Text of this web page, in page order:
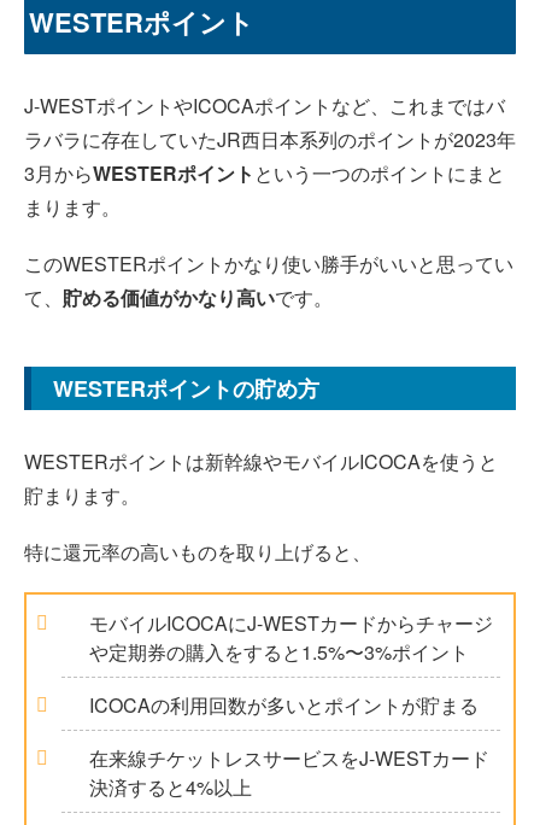
WESTERポイント
J-WESTポイントやICOCAポイントなど、これまではバ
ラバラに存在していたJR西日本系列のポイントが2023年
3月からWESTERポイント という一つのポイントにまと
まります。
このWESTERポイントかなり使い勝手がいいと思ってい
て、 貯める価値がかなり高いです。
WESTERポイントの貯め方
WESTERポイントは新幹線やモバイルICOCAを使うと
貯まります。
特に還元率の高いものを取り上げると、
モバイルICOCAにJ-WESTカードからチャージ
や定期券の購入をすると1.5%〜3%ポイント
ICOCAの利用回数が多いとポイントが貯まる
在来線チケットレスサービスをJ-WESTカード
決済すると4%以上